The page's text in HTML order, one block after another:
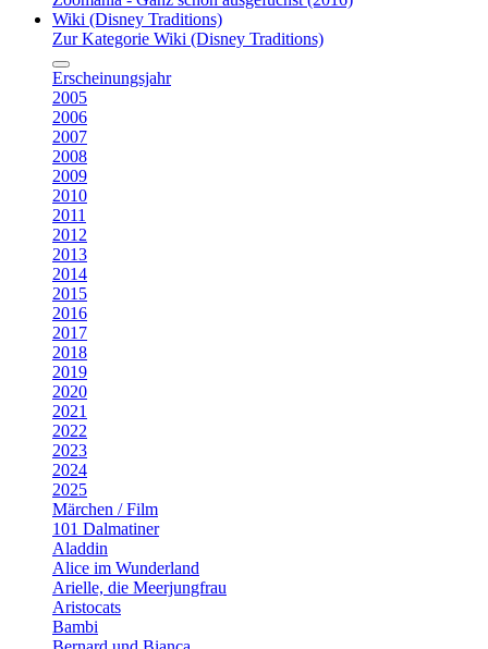
Wiki (Disney Traditions)
Zur Kategorie Wiki (Disney Traditions)
Erscheinungsjahr
2005
2006
2007
2008
2009
2010
2011
2012
2013
2014
2015
2016
2017
2018
2019
2020
2021
2022
2023
2024
2025
Märchen / Film
101 Dalmatiner
Aladdin
Alice im Wunderland
Arielle, die Meerjungfrau
Aristocats
Bambi